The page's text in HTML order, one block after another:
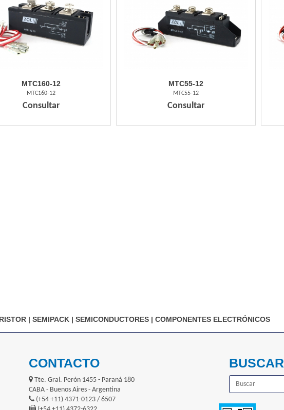
MTC160-12
MTC160-12
Consultar
MTC55-12
MTC55-12
Consultar
| SEMIPACK | SEMICONDUCTORES | COMPONENTES ELECTRÓNICOS
CONTACTO
Tte. Gral. Perón 1455 - Paraná 180
CABA - Buenos Aires - Argentina
(+54 +11) 4371-0123 / 6507
BUSCAR